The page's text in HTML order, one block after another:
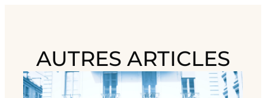
AUTRES ARTICLES